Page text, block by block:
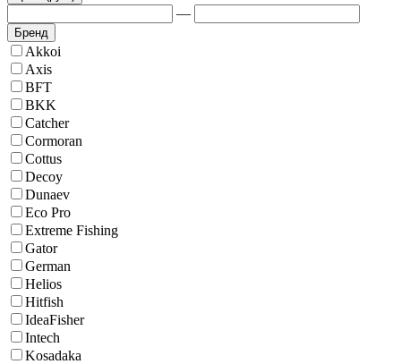
—
Бренд
Akkoi
Axis
BFT
BKK
Catcher
Cormoran
Cottus
Decoy
Dunaev
Eco Pro
Extreme Fishing
Gator
German
Helios
Hitfish
IdeaFisher
Intech
Kosadaka